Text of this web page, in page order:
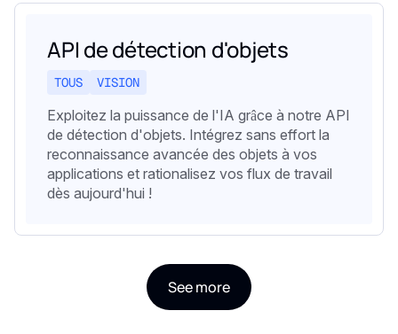
API de détection d'objets
TOUS VISION
Exploitez la puissance de l'IA grâce à notre API
de détection d'objets. Intégrez sans effort la
reconnaissance avancée des objets à vos
applications et rationalisez vos flux de travail
dès aujourd'hui !
See more